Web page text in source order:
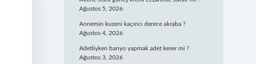
Ağustos 5, 2026
Annemin kuzeni kaçıncı derece akraba ?
Ağustos 4, 2026
Adetliyken banyo yapmak adet keser mi ?
Ağustos 3, 2026